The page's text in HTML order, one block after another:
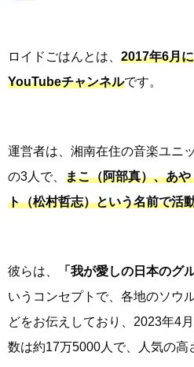
ロイドごはんとは、 2017年6月
YouTubeチャンネルです。
運営者は、湘南在住の音楽ユニ
の3人で、 まこ（阿部真）、あ
ト（松村哲志）という名前で活
彼らは、 「我が愛しの日本のグ
いうコンセプトで、各地のソウ
どをお伝えしており、2023年4
数は約17万5000人で、人気の高